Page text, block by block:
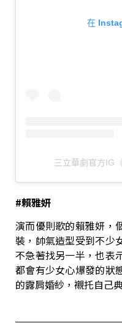
在
三立華劇官方IG
#賴雅妍
演而優則歌的賴雅妍，
裝，帥氣造型受到不少
不急著找另一半，也表
都會有少女心爆發的狀
的露肩婚紗，襯托自己